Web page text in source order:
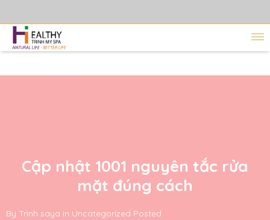
Cập nhật 1001 nguyên tắc rửa
mặt đúng cách
By Trinh saya in Uncategorized Posted